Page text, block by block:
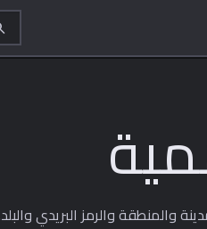
والمنطقة والرمز البريدي